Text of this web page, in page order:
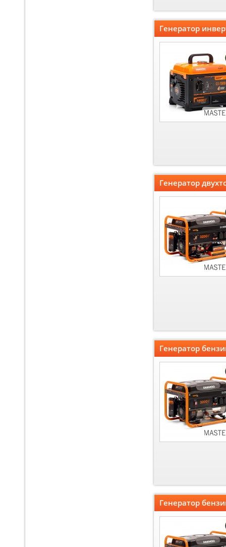
Генератор
Генератор
Генератор
Генератор